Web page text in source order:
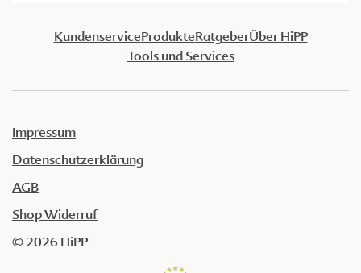
KundenserviceProdukteRatgeberÜber HiPP
Tools und Services
Impressum
Datenschutzerklärung
AGB
Shop Widerruf
© 2026 HiPP